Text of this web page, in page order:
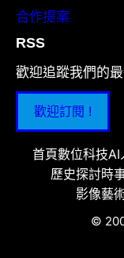
合作提案
RSS
歡迎追蹤我們的
歡迎訂閱 !
首頁數位科技AI
歷史探討時
影像藝
©